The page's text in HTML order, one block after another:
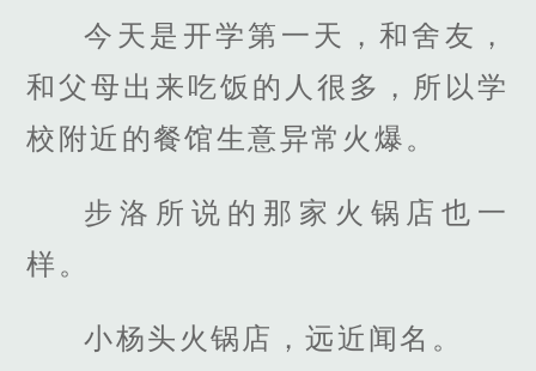
今天是开学第一天，和舍友，
和父母出来吃饭的人很多，所以学
校附近的餐馆生意异常火爆。
步洛所说的那家火锅店也一
样。
小杨头火锅店，远近闻名。